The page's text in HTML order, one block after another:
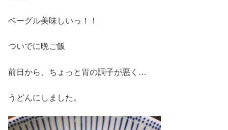
ベーグル美味しいっ！！
ついでに晩ご飯
前日から、ちょっと胃の調子が悪く…
うどんにしました。